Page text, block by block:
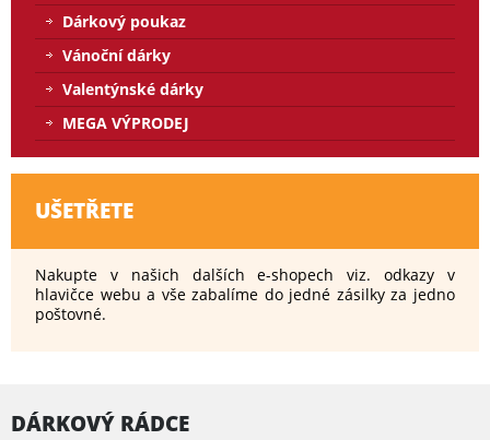
Dárkový poukaz
Vánoční dárky
Valentýnské dárky
MEGA VÝPRODEJ
UŠETŘETE
Nakupte v našich dalších e-shopech viz. odkazy v
hlavičce webu a vše zabalíme do jedné zásilky za jedno
poštovné.
DÁRKOVÝ RÁDCE